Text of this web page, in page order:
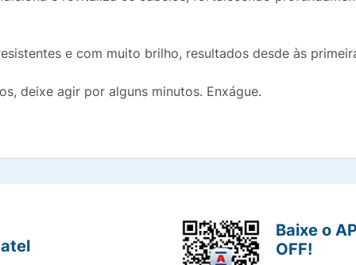
e com muito brilho, resultados desde às
deixe agir por alguns minutos. Enxágue.
Baixe o
OFF!